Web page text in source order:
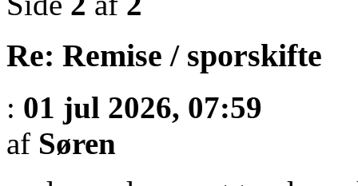
Re: Remise / sporskifte
: 01 jul 2026, 07:59
af Søren